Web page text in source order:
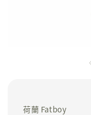
荷蘭 Fatboy